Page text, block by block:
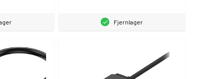
Fjernlager